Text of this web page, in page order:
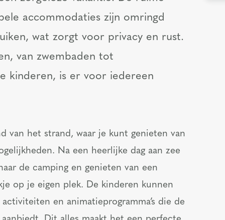
accommodaties zijn omringd
wat zorgt voor privacy en rust.
van zwembaden tot
kinderen, is er voor iedereen
van het strand, waar je kunt genieten van
Na een heerlijke dag aan zee
de camping en genieten van een
op je eigen plek. De kinderen kunnen
en animatieprogramma’s die de